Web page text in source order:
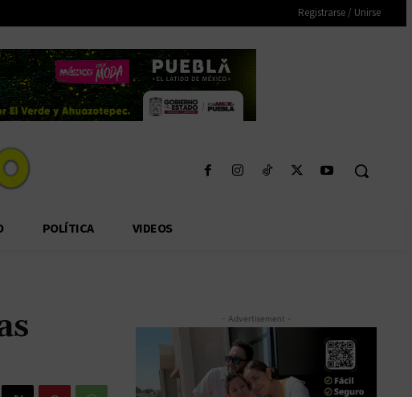
Registrarse / Unirse
POLÍTICA VIDEOS
- Advertisement -